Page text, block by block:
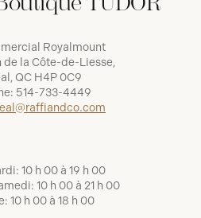
Royalmount
la Côte-de-Liesse,
QC H4P 0C9
514-733-4449
10 h 00 à 19 h 00
10 h 00 à 21 h 00
10 h 00 à 18 h 00